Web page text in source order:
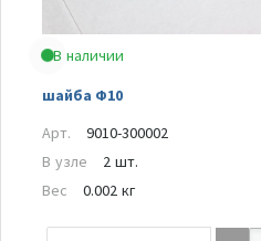
В наличии
шайба Ф10
Арт.
9010-300002
В узле
2 шт.
Вес
0.002 кг